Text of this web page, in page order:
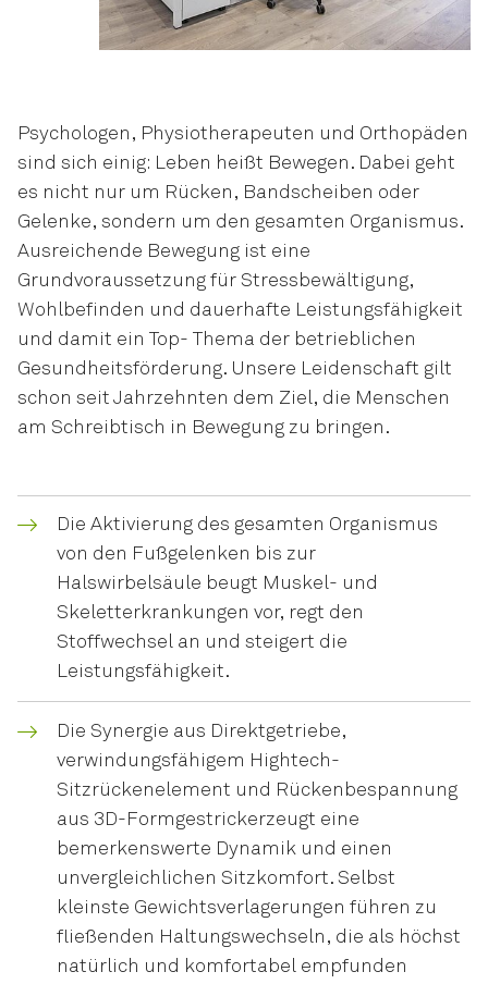
Psychologen, Physiotherapeuten und Orthopäden
sind sich einig: Leben heißt Bewegen. Dabei geht
es nicht nur um Rücken, Bandscheiben oder
Gelenke, sondern um den gesamten Organismus.
Ausreichende Bewegung ist eine
Grundvoraussetzung für Stressbewältigung,
Wohlbefinden und dauerhafte Leistungsfähigkeit
und damit ein Top- Thema der betrieblichen
Gesundheitsförderung. Unsere Leidenschaft gilt
schon seit Jahrzehnten dem Ziel, die Menschen
am Schreibtisch in Bewegung zu bringen.
Die Aktivierung des gesamten Organismus
von den Fußgelenken bis zur
Halswirbelsäule beugt Muskel- und
Skeletterkrankungen vor, regt den
Stoffwechsel an und steigert die
Leistungsfähigkeit.
Die Synergie aus Direktgetriebe,
verwindungsfähigem Hightech-
Sitzrückenelement und Rückenbespannung
aus 3D-Formgestrickerzeugt eine
bemerkenswerte Dynamik und einen
unvergleichlichen Sitzkomfort. Selbst
kleinste Gewichtsverlagerungen führen zu
fließenden Haltungswechseln, die als höchst
natürlich und komfortabel empfunden